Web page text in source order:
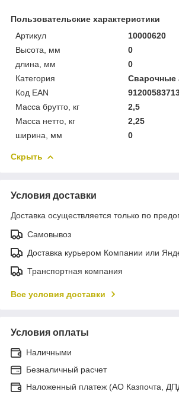
Пользовательские характеристики
Артикул
10000620
Высота, мм
0
длина, мм
0
Категория
Сварочные
Код EAN
Масса брутто, кг
2,5
Масса нетто, кг
2,25
ширина, мм
0
Скрыть
Условия доставки
Доставка осуществляется только по
Самовывоз
Доставка курьером Компании или
Транспортная компания
Все условия доставки
Условия оплаты
Наличными
Безналичный расчет
Наложенный платеж (АО Казпочта,